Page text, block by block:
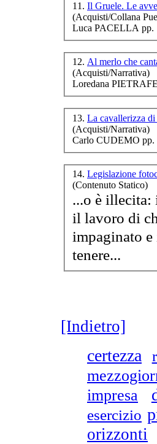
11. Il Gruele. Le
(Acquisti/Collana
Luca PACELLA pp.
12. Al merlo che
(Acquisti/Narrativa)
Loredana
13. La cavallerizza
(Acquisti/Narrativa)
Carlo CUDEMO pp.
14. Legislazione
(Contenuto Statico)
...o è illecita:
il lavoro di
impaginato e illustrato. La
tenere...
[Indietro]
certezza
impresa
esercizio
orizzonti